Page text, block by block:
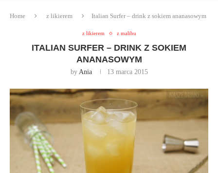
Home z likierem Italian Surfer – drink z sokiem ananasowym
z likierem z malibu
ITALIAN SURFER – DRINK Z SOKIEM
ANANASOWYM
by Ania 13 marca 2015